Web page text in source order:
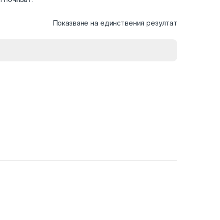
Показване на единствения резултат
page